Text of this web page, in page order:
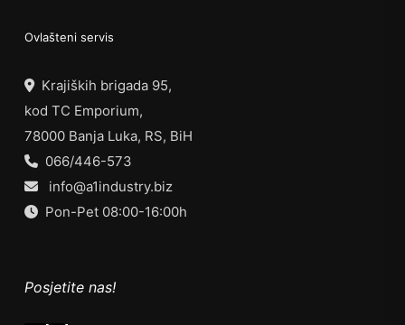
Ovlašteni servis
Krajiških brigada 95,
kod TC Emporium,
78000 Banja Luka, RS, BiH
066/446-573
info@a1industry.biz
Pon-Pet 08:00-16:00h
Posjetite nas!